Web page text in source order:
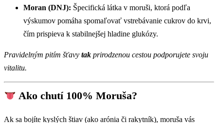
Moran (DNJ): Špecifická látka v moruši, ktorá podľa
výskumov pomáha spomaľovať vstrebávanie cukrov do krvi,
čím prispieva k stabilnejšej hladine glukózy.
Pravidelným pitím šťavy tak prirodzenou cestou podporujete svoju
vitalitu.
Ako chutí 100% Moruša?
Ak sa bojíte kyslých štiav (ako arónia či rakytník), moruša vás